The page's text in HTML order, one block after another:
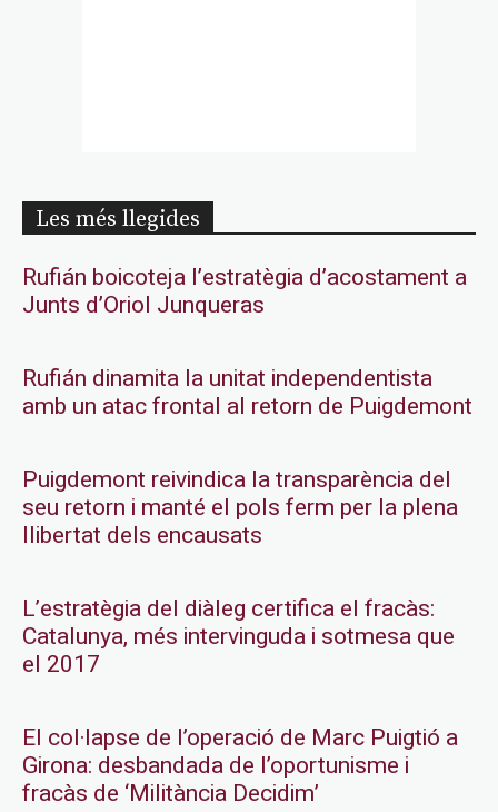
Les més llegides
Rufián boicoteja l’estratègia d’acostament a
Junts d’Oriol Junqueras
Rufián dinamita la unitat independentista
amb un atac frontal al retorn de Puigdemont
Puigdemont reivindica la transparència del
seu retorn i manté el pols ferm per la plena
llibertat dels encausats
L’estratègia del diàleg certifica el fracàs:
Catalunya, més intervinguda i sotmesa que
el 2017
El col·lapse de l’operació de Marc Puigtió a
Girona: desbandada de l’oportunisme i
fracàs de ‘Militància Decidim’